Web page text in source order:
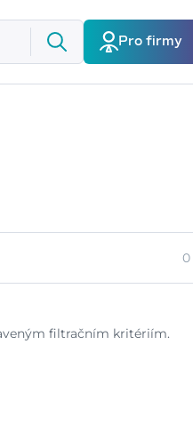
Pro firmy
0
filtračním kritériím.